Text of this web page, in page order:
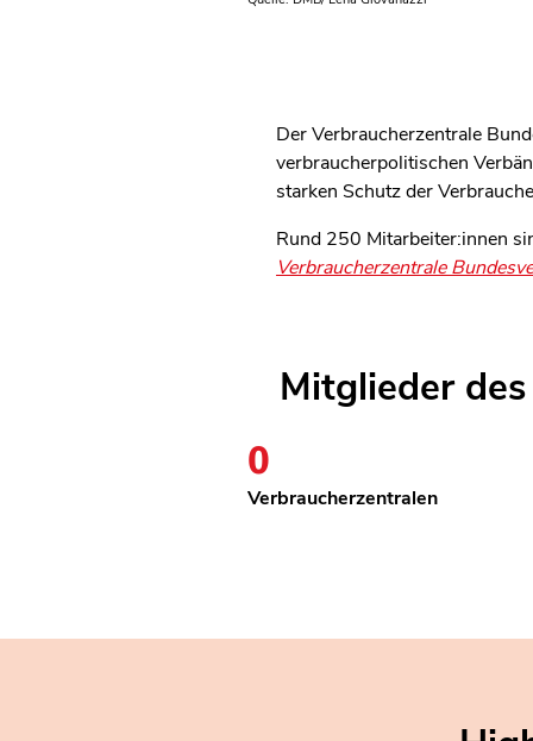
Der Verbraucherzentrale
verbraucherpolitischen
starken Schutz der
Rund 250 Mitarbeiter:innen
Verbraucherzentrale
Mitglieder
0
Verbraucherzentralen